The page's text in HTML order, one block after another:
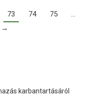
73 74 75
…
→
karbantartásáról